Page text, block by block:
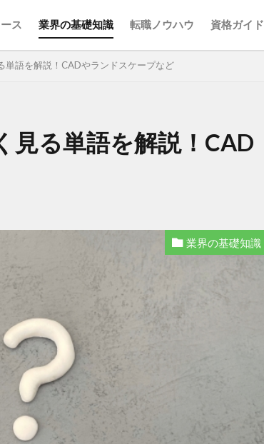
ス 業界の基礎知識 転職ノウハウ 資格ガイド
単語を解説！CADやランドスケープなど
見る単語を解説！CAD
業界の基礎知識
検索